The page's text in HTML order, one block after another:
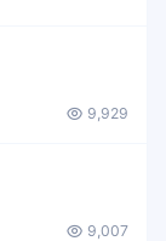
9,929
9,007